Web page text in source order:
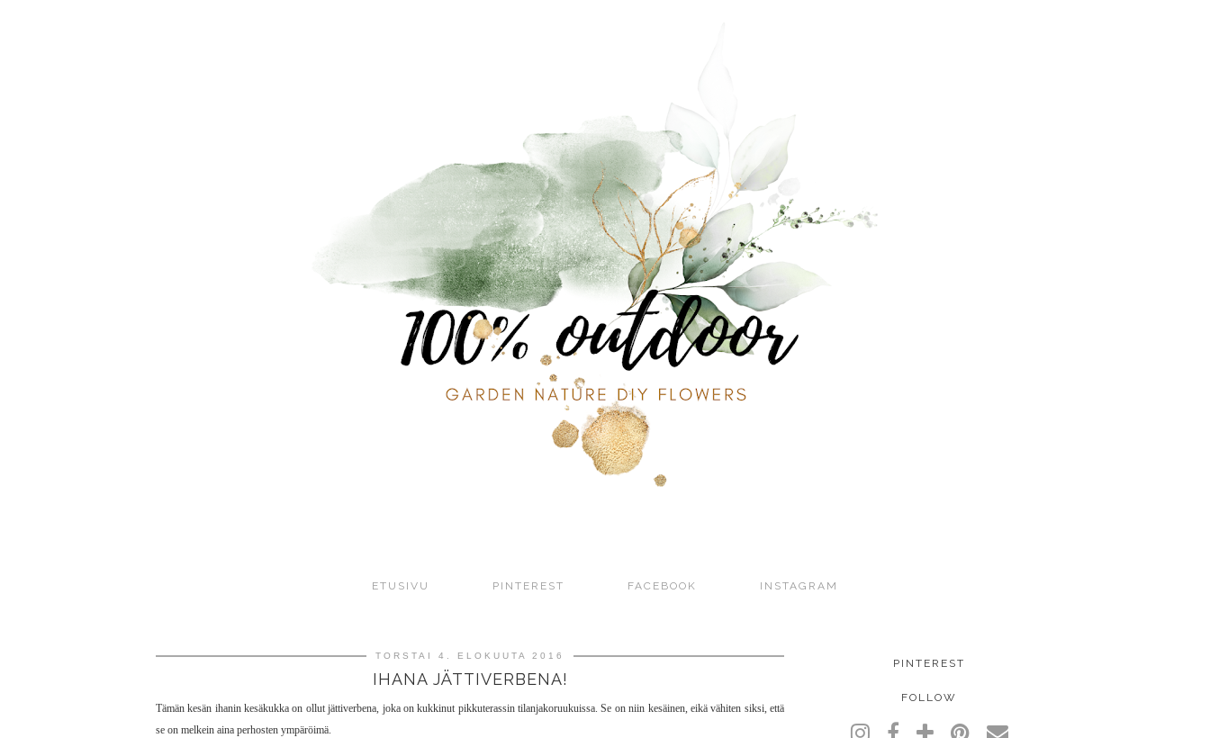
ETUSIVU PINTEREST FACEBOOK INSTAGRAM
TORSTAI 4. ELOKUUTA 2016
IHANA JÄTTIVERBENA!
Tämän kesän ihanin kesäkukka on ollut jättiverbena, joka on kukkinut pikkuterassin tilanjakoruukuissa. Se on niin kesäinen, eikä vähiten siksi, että
se on melkein aina perhosten ympäröimä.
PINTEREST
FOLLOW